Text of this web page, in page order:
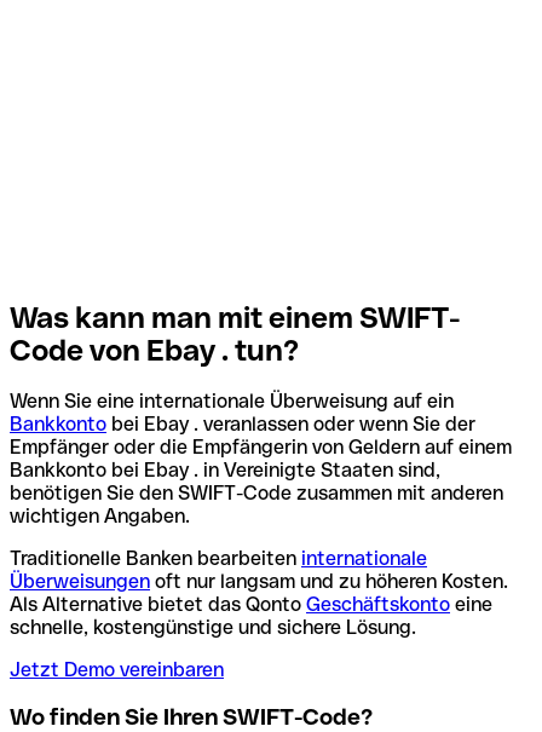
Was kann man mit einem SWIFT-
Code von Ebay . tun?
Wenn Sie eine internationale Überweisung auf ein
Bankkonto bei Ebay . veranlassen oder wenn Sie der
Empfänger oder die Empfängerin von Geldern auf einem
Bankkonto bei Ebay . in Vereinigte Staaten sind,
benötigen Sie den SWIFT-Code zusammen mit anderen
wichtigen Angaben.
Traditionelle Banken bearbeiten internationale
Überweisungen oft nur langsam und zu höheren Kosten.
Als Alternative bietet das Qonto Geschäftskonto eine
schnelle, kostengünstige und sichere Lösung.
Jetzt Demo vereinbaren
Wo finden Sie Ihren SWIFT-Code?